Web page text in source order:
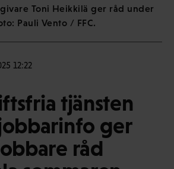
Toni Heikkilä ger råd under
Pauli Vento / FFC.
12:22
tjänsten
ger
råd